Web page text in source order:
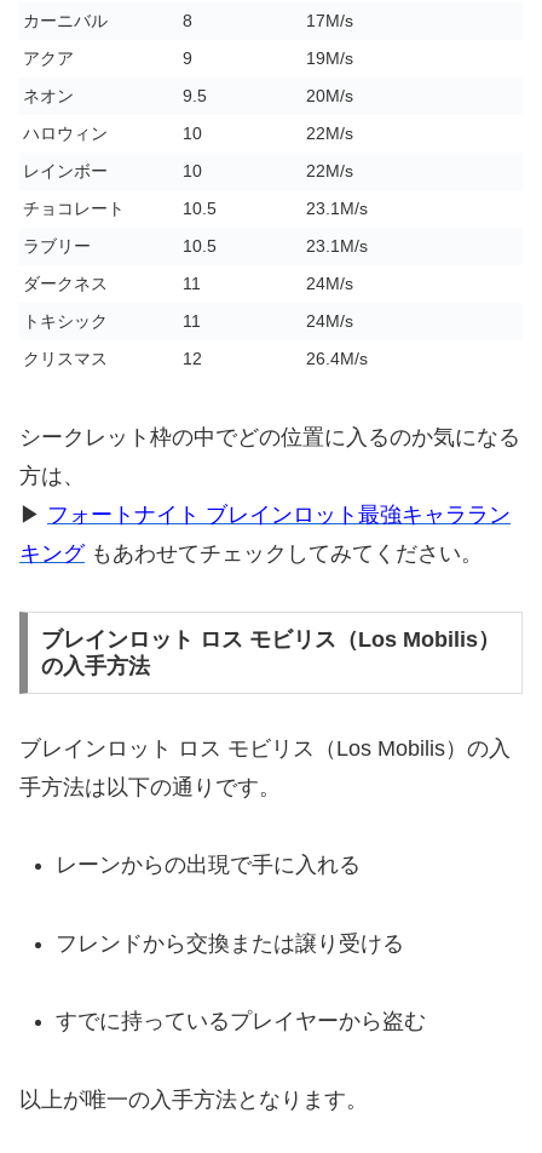
カーニバル
8
17M/s
アクア
9
19M/s
ネオン
9.5
20M/s
ハロウィン
10
22M/s
レインボー
10
22M/s
チョコレート
10.5
23.1M/s
ラブリー
10.5
23.1M/s
ダークネス
11
24M/s
トキシック
11
24M/s
クリスマス
12 26.4M/s
シークレット枠の中でどの位置に入るのか気になる
方は、
▶ フォートナイト ブレインロット最強キャララン
キングもあわせてチェックしてみてください。
ブレインロット ロス モビリス（Los Mobilis）
の入手方法
ブレインロット ロス モビリス（Los Mobilis）の入
手方法は以下の通りです。
レーンからの出現で手に入れる
フレンドから交換または譲り受ける
すでに持っているプレイヤーから盗む
以上が唯一の入手方法となります。